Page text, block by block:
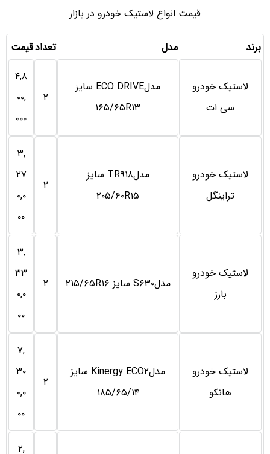
قیمت انواع لاستیک خودرو در بازار
برند مدل تعدادقیمت
لاستیک خودرو
سی ات
مدلECO DRIVE سایز
۱۶۵/۶۵R۱۳
۲
۴,۸
۰۰,
۰۰۰
لاستیک خودرو
تراینگل
مدلTR۹۱۸ سایز
۲۰۵/۶۰R۱۵
۲
۳,
۲۷
۰,۰
۰۰
لاستیک خودرو
بارز
مدلS۶۳۰ سایز ۲۱۵/۶۵R۱۶ ۲
۳,
۳۳
۰,۰
۰۰
لاستیک خودرو
هانکو
مدلKinergy ECO۲ سایز
۱۸۵/۶۵/۱۴
۲
۷,
۳۰
۰,۰
۰۰
۲,